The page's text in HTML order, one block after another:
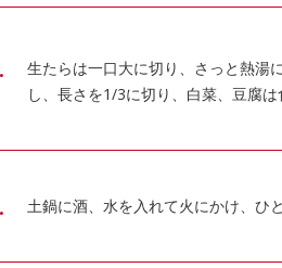
生たらは一口大に切り、さっと熱湯
し、長さを1/3に切り、白菜、豆腐
土鍋に酒、水を入れて火にかけ、ひ